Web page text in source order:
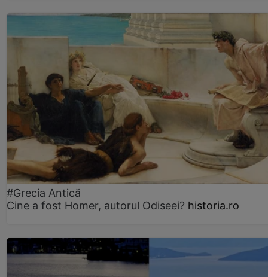
#Grecia Antică
Cine a fost Homer, autorul Odiseei? historia.ro